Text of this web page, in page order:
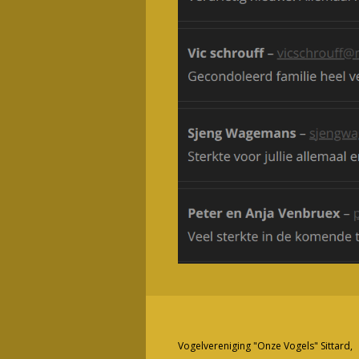
Vogelvereniging "Onze Vogels" Sittard,